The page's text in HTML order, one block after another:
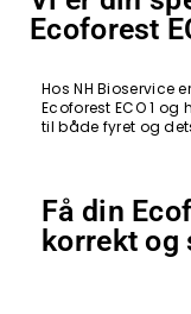
Ecoforest
Hos NH Bioservice
Ecoforest ECO 1
til både fyret og
Få din
korrekt og